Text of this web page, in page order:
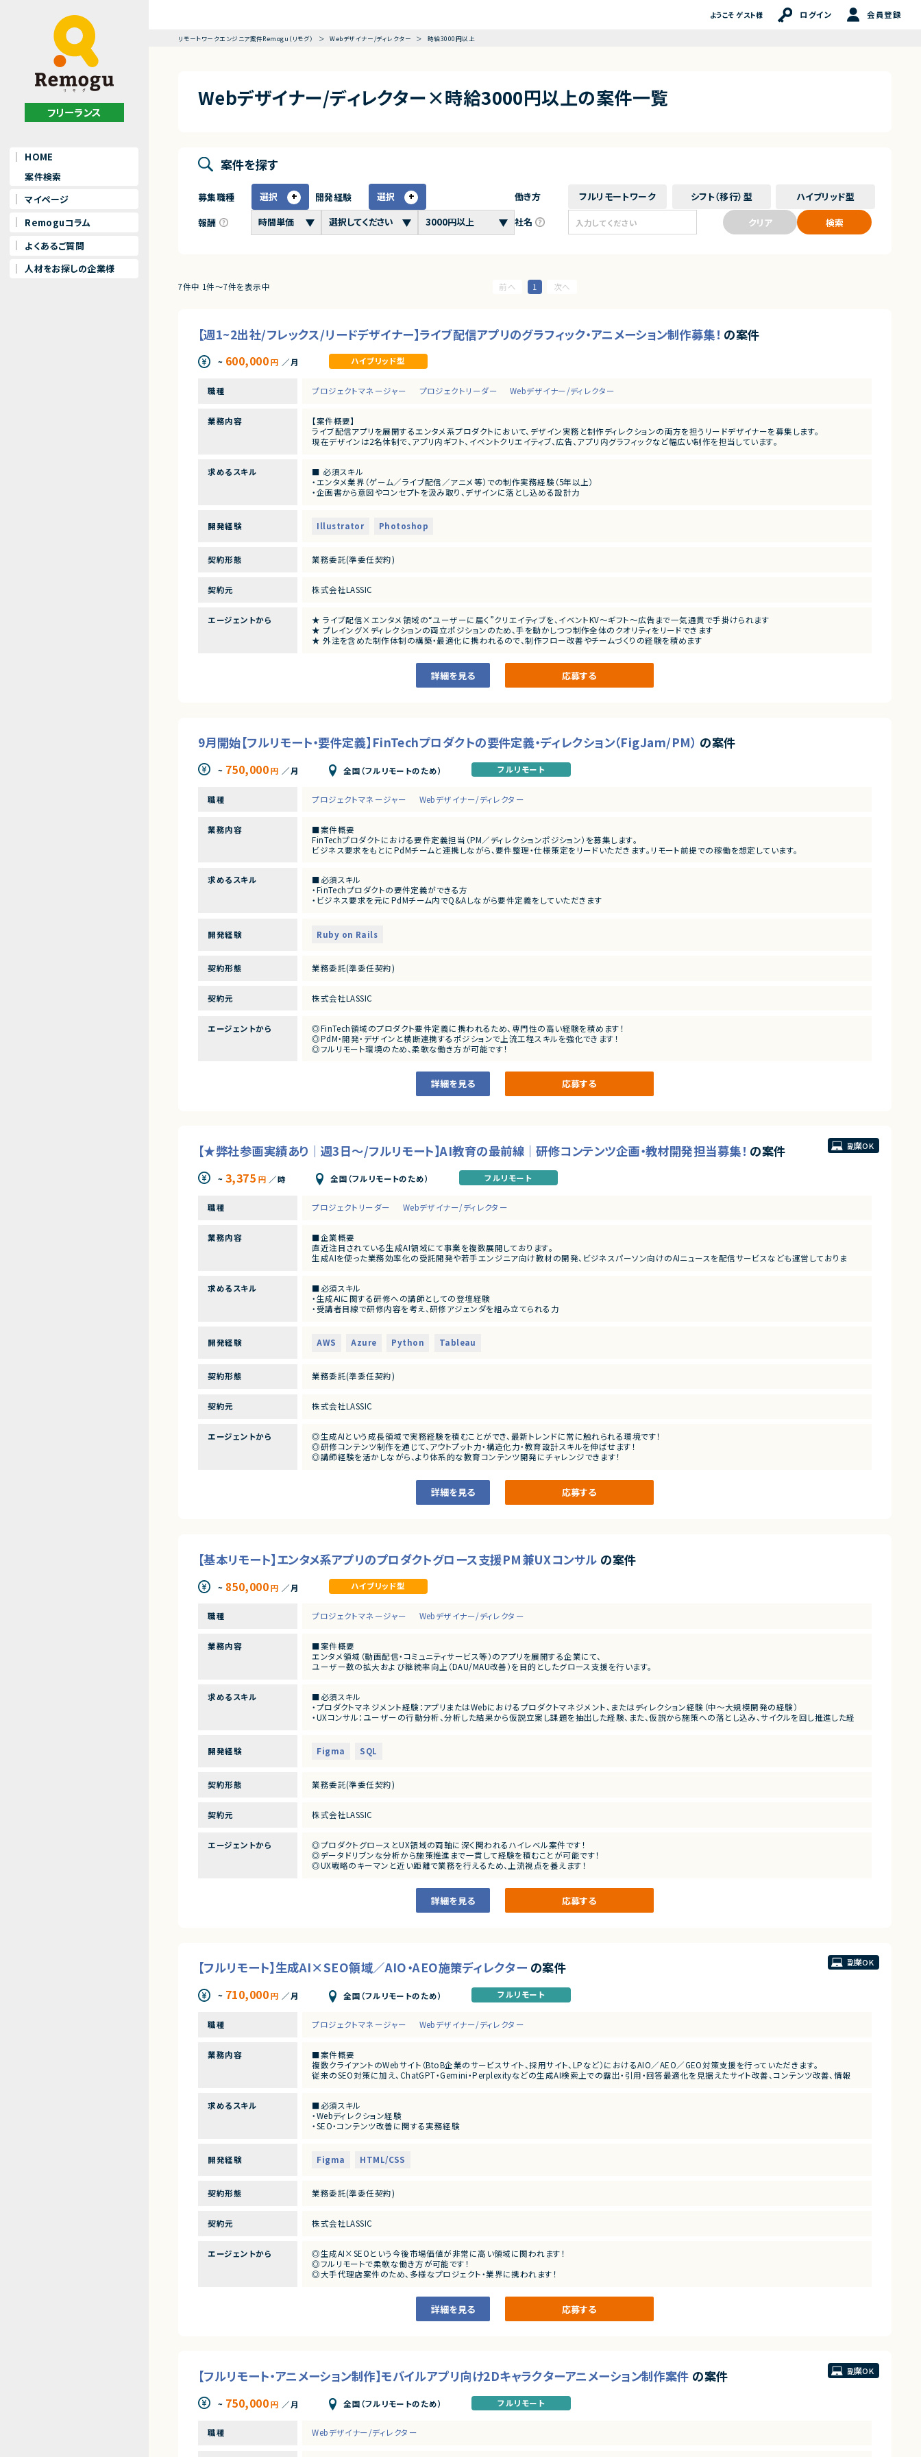
フリーランス
HOME
案件検索
マイページ
Remoguコラム
よくあるご質問
人材をお探しの企業様
ようこそ ゲスト様 ログイン 会員登録
リモートワークエンジニア案件Remogu（リモグ） Webデザイナー/ディレクター 時給3000円以上
Webデザイナー/ディレクター×時給3000円以上の案件一覧
案件を探す
募集職種 選択 開発経験
選択
報酬
働き方 フルリモートワーク シフト（移行） 型 ハイブリッド型
社名
クリア 検索
7件中 1件〜7件を表示中 1
【週1~2出社/フレックス/リードデザイナー】ライブ配信アプリのグラフィック・アニメーション制作募集！ の案件
~ 600,000円 ／月 ハイブリッド型
職種 プロジェクトマネージャー プロジェクトリーダー Webデザイナー/ディレクター
業務内容
【案件概要】
ライブ配信アプリを展開するエンタメ系プロダクトにおいて、デザイン実務と制作ディレクションの両方を担うリードデザイナーを募集します。
現在デザインは2名体制で、アプリ内ギフト、イベントクリエイティブ、広告、アプリ内グラフィックなど幅広い制作を担当しています。
【業務内容】
■ デザイン実務
実写素材／イラスト素材を用いた動画クリエイティブの企画・制作
自社IPキャラクターを使用したモーションアニメーション制作
■ ディレクション業務
企画書をもとにした制作指示、フィードバック、クオリティコントロール
制作フローの改善・最適化
求めるスキル
■ 必須スキル
・エンタメ業界（ゲーム／ライブ配信／アニメ等）での制作実務経験（5年以上）
・企画書から意図やコンセプトを汲み取り、デザインに落とし込める設計力
・Photoshop：バナー制作、イラスト修正、実写レタッチ、動画パーツ作成の実務経験（5年以上）
・Illustrator：ポスター・グッズ等の入稿データ作成経験（5年以上）
・CLIP STUDIO等を用いたキャラクター・イラスト制作経験
・After Effects／Lottieを用いたアニメーション制作経験
■ 求める人物像
・手を動かしながらディレクションにも関わりたい方
・アニメ・ゲーム・ライブ配信などエンタメコンテンツへの関心が高い方
・曖昧な状況でも自ら考え、人を巻き込みながらやり切れる方
・自分の制作物がユーザーに届くことにやりがいを感じる方
開発経験 Illustrator Photoshop
契約形態 業務委託(準委任契約)
契約元 株式会社LASSIC
エージェントから
★ ライブ配信×エンタメ領域の“ユーザーに届く”クリエイティブを、イベントKV〜ギフト〜広告まで一気通貫で手掛けられます
★ プレイング×ディレクションの両立ポジションのため、手を動かしつつ制作全体のクオリティをリードできます
★ 外注を含めた制作体制の構築・最適化に携われるので、制作フロー改善やチームづくりの経験を積めます
詳細を見る 応募する
9月開始【フルリモート・要件定義】FinTechプロダクトの要件定義・ディレクション（FigJam/PM） の案件
~ 750,000円 ／月 全国（フルリモートのため） フルリモート
職種 プロジェクトマネージャー Webデザイナー/ディレクター
業務内容
■案件概要
FinTechプロダクトにおける要件定義担当（PM／ディレクションポジション）を募集します。
ビジネス要求をもとにPdMチームと連携しながら、要件整理・仕様策定をリードいただきます。リモート前提での稼働を想定しています。
・PdMおよびビジネスサイドとの要件ヒアリングおよび要求整理
・ユーザーストーリーおよび受入条件の定義
・FigJamを用いたワイヤーフレーム／画面遷移図の作成
・ステークホルダーとの定例MTG、課題整理・解決推進
求めるスキル
■必須スキル
・FinTechプロダクトの要件定義ができる方
・ビジネス要求を元にPdMチーム内でQ&Aしながら要件定義をしていただきます
・開発者やデザイナーとのQ&A、論点整理
・開発進捗管理
開発経験 Ruby on Rails
契約形態 業務委託(準委任契約)
契約元 株式会社LASSIC
エージェントから
◎FinTech領域のプロダクト要件定義に携われるため、専門性の高い経験を積めます！
◎PdM・開発・デザインと横断連携するポジションで上流工程スキルを強化できます！
◎フルリモート環境のため、柔軟な働き方が可能です！
詳細を見る 応募する
【★弊社参画実績あり｜週3日～/フルリモート】AI教育の最前線｜研修コンテンツ企画・教材開発担当募集！ の案件
~ 3,375 円 ／時 全国（フルリモートのため） フルリモート
副業OK
職種 プロジェクトリーダー Webデザイナー/ディレクター
業務内容
■企業概要
直近注目されている生成AI領域にて事業を複数展開しております。
生成AIを使った業務効率化の受託開発や若手エンジニア向け教材の開発、ビジネスパーソン向けのAIニュースを配信サービスなども運営しておりま
■プロダクトやサービスの概要
・生成AI領域に関する研修プログラムの提供および教材開発
・研修教材（スライド等）の開発
・講師やリーダーの指示のもと、教材のブラッシュアップ
・AI最新トピックの調査および反映
・企画設計
・コンテンツ制作
求めるスキル
■必須スキル
・生成AIに関する研修への講師としての登壇経験
・受講者目線で研修内容を考え、研修アジェンダを組み立てられる力
・Microsoft 365 Copilotの利用経験もしくはMicrosoft 365 Copilot Agentの利用経験
・生成AIの最新情報を自分から追いかけ、キャッチアップしようとする意欲
■尚可スキル
・動画生成AIツールの利用経験
・教材・研修資料を動画へ変換するなどといった経験があるとさらに◎
・Pythonでの開発経験
・LangChainでの開発経験
・RAG・AIエージェントの知識
開発経験 AWS Azure Python Tableau
契約形態 業務委託(準委任契約)
契約元 株式会社LASSIC
エージェントから
◎生成AIという成長領域で実務経験を積むことができ、最新トレンドに常に触れられる環境です！
◎研修コンテンツ制作を通じて、アウトプット力・構造化力・教育設計スキルを伸ばせます！
◎講師経験を活かしながら、より体系的な教育コンテンツ開発にチャレンジできます！
詳細を見る 応募する
【基本リモート】エンタメ系アプリのプロダクトグロース支援PM兼UXコンサル の案件
~ 850,000円 ／月 ハイブリッド型
職種 プロジェクトマネージャー Webデザイナー/ディレクター
業務内容
■案件概要
エンタメ領域（動画配信・コミュニティサービス等）のアプリを展開する企業にて、
ユーザー数の拡大および継続率向上（DAU/MAU改善）を目的としたグロース支援を行います。
・プロダクトKPIや定量データから課題を抽出し、改善施策の立案・検討
・ユーザーリサーチ結果を基にしたUX課題の整理および改善施策の企画
・UXコンサル資料の作成およびブラッシュアップ
・開発チームとの仕様調整、仕様書作成
・プロジェクトマネジメント（5名以上規模）
■担当工程
要件定義、仕様検討、ディレクション、マネジメント
求めるスキル
■必須スキル
・プロダクトマネジメント経験：アプリまたはWebにおけるプロダクトマネジメント、またはディレクション経験（中〜大規模開発の経験）
・UXコンサル：ユーザーの行動分析、分析した結果から仮説立案し課題を抽出した経験、また、仮説から施策への落とし込み、サイクルを回し推進した経
験
・ディレクション：エンジニアに施策の仕様を正確に伝えられ、開発チームとの仕様検討・調整ができること（プログラミング経験自体は不問）、デザイナ
・マネジメント：進捗、コスト、クオリティに関するマネジメント経験
・SQLを実行してデータを抽出・分析できるスキル
・ユーザーリサーチ／ユーザーインタビューの設計・実務経験
・クライアントの事業戦略レイヤーからプロダクトの提案ができるスキル
開発経験 Figma SQL
契約形態 業務委託(準委任契約)
契約元 株式会社LASSIC
エージェントから
◎プロダクトグロースとUX領域の両軸に深く関われるハイレベル案件です！
◎データドリブンな分析から施策推進まで一貫して経験を積むことが可能です！
◎UX戦略のキーマンと近い距離で業務を行えるため、上流視点を養えます！
詳細を見る 応募する
【フルリモート】生成AI×SEO領域／AIO・AEO施策ディレクター の案件
~ 710,000円 ／月 全国（フルリモートのため） フルリモート
副業OK
職種 プロジェクトマネージャー Webデザイナー/ディレクター
業務内容
■案件概要
複数クライアントのWebサイト（BtoB企業のサービスサイト、採用サイト、LPなど）におけるAIO／AEO／GEO対策支援を行っていただきます。
従来のSEO対策に加え、ChatGPT・Gemini・Perplexityなどの生成AI検索上での露出・引用・回答最適化を見据えたサイト改善、コンテンツ改善、情報
■業務内容
・AIO／AEO／GEO観点でのWebサイト改善方針の設計
・FAQ、比較記事、ナレッジ記事等の改善提案
・SEO観点でのページ構成、内部リンク設計
・クライアント・代理店との要件調整、進行管理
・制作チーム（ライター・デザイナー・コーダー）への指示
・品質チェックおよび改善提案
・GSC、GA4等を用いた分析・改善確認
■担当工程
・調査分析、改善設計、ディレクション、品質管理、運用改善
求めるスキル
■必須スキル
・Webディレクション経験
・SEO・コンテンツ改善に関する実務経験
・生成AIツール（ChatGPT、Claude、Gemini等）の活用経験
・SEOコンサルティング経験
・AIO／AEO／GEO、LLMOなどAI検索最適化領域の知見
・各種SEO／アクセス解析ツールの利用経験
・構造化データの知見
開発経験 Figma HTML/CSS
契約形態 業務委託(準委任契約)
契約元 株式会社LASSIC
エージェントから
◎生成AI×SEOという今後市場価値が非常に高い領域に関われます！
◎フルリモートで柔軟な働き方が可能です！
◎大手代理店案件のため、多様なプロジェクト・業界に携われます！
詳細を見る 応募する
【フルリモート・アニメーション制作】モバイルアプリ向け2Dキャラクターアニメーション制作案件 の案件
~ 750,000円 ／月 全国（フルリモートのため） フルリモート
副業OK
職種 Webデザイナー/ディレクター